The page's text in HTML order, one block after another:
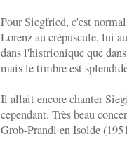
Pour Siegfried, c'est
Lorenz au crépuscule, lui
dans l'histrionique que
mais le timbre est
Il allait encore chanter
cependant. Très beau
Grob-Prandl en Isolde